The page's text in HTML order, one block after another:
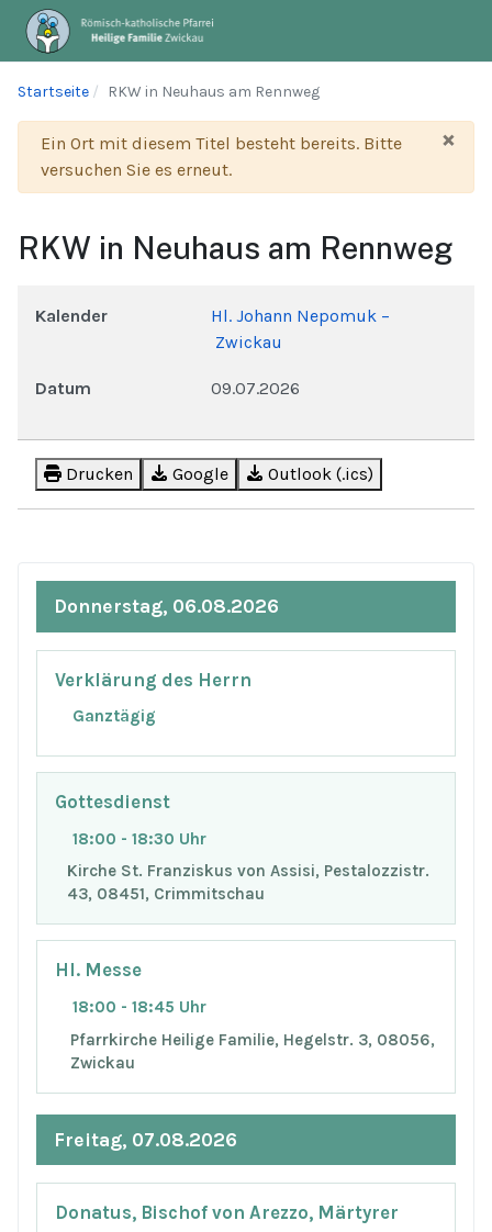
Startseite RKW in Neuhaus am Rennweg
×
Warnung
Ein Ort mit diesem Titel besteht bereits. Bitte
versuchen Sie es erneut.
RKW in Neuhaus am Rennweg
Kalender
Hl. Johann Nepomuk –
Zwickau
Datum 09.07.2026
Drucken Google Outlook (.ics)
Donnerstag, 06.08.2026
Verklärung des Herrn
Ganztägig
Gottesdienst
18:00 - 18:30 Uhr
Kirche St. Franziskus von Assisi, Pestalozzistr.
43, 08451, Crimmitschau
Hl. Messe
18:00 - 18:45 Uhr
Pfarrkirche Heilige Familie, Hegelstr. 3, 08056,
Zwickau
Freitag, 07.08.2026
Donatus, Bischof von Arezzo, Märtyrer